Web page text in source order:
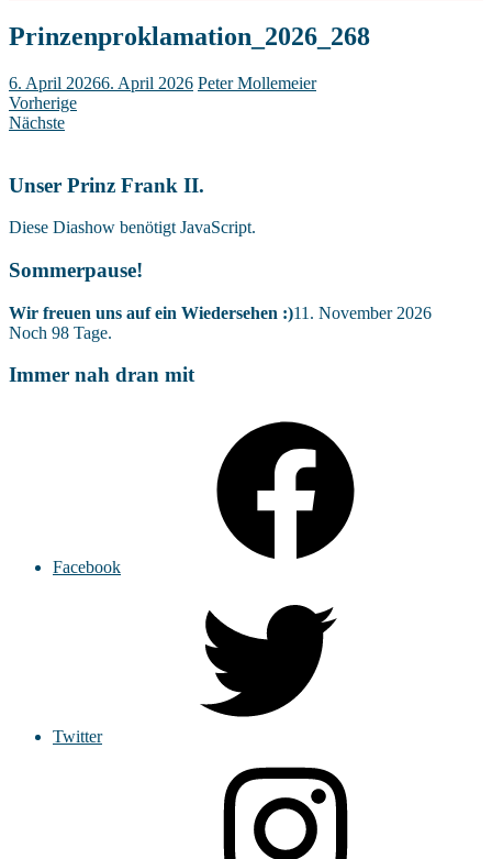
Prinzenproklamation_2026_268
6. April 20266. April 2026 Peter Mollemeier
Vorherige
Nächste
Unser Prinz Frank II.
Diese Diashow benötigt JavaScript.
Sommerpause!
Wir freuen uns auf ein Wiedersehen :)11. November 2026
Noch 98 Tage.
Immer nah dran mit
Facebook
Twitter